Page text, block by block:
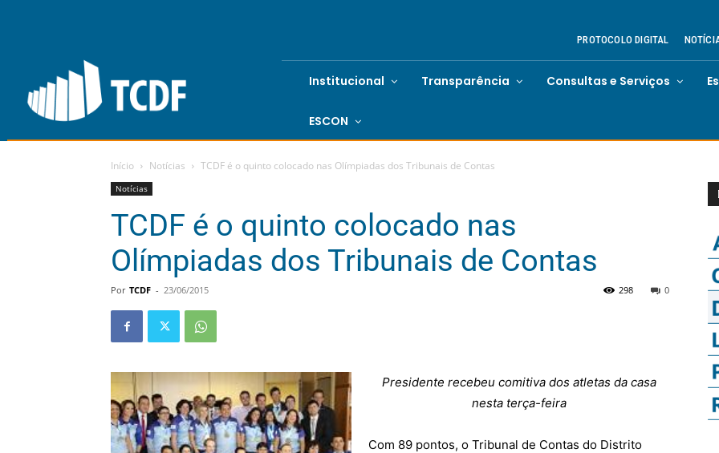
PROTOCOLO DIGITAL
Institucional Transparência Consultas e Serviços
ESCON
Início Notícias TCDF é o quinto colocado nas Olímpiadas dos Tribunais de Contas
Notícias
TCDF é o quinto colocado nas
Olímpiadas dos Tribunais de Contas
Por TCDF - 23/06/2015 0
298
Presidente recebeu comitiva dos atletas da casa
nesta terça-feira
Com 89 pontos, o Tribunal de Contas do Distrito